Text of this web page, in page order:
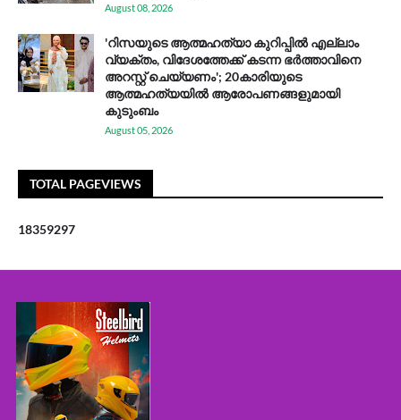
August 08, 2026
'റിസയുടെ ആത്മഹത്യാ കുറിപ്പിൽ എല്ലാം
വ്യക്തം, വിദേശത്തേക്ക് കടന്ന ഭർത്താവിനെ
അറസ്റ്റ് ചെയ്യണം'; 20കാരിയുടെ
ആത്മഹത്യയിൽ ആരോപണങ്ങളുമായി
കുടുംബം
August 05, 2026
TOTAL PAGEVIEWS
18359297